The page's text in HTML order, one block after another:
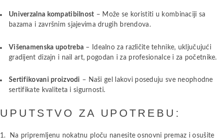
Univerzalna kompatibilnost – Može se koristiti u kombinaciji sa
bazama i završnim sjajevima drugih brendova.
Višenamenska upotreba – Idealno za različite tehnike, uključujući
gradijent dizajn i nail art, pogodan i za profesionalce i za početnike.
Sertifikovani proizvodi – Naši gel lakovi poseduju sve neophodne
sertifikate kvaliteta i sigurnosti.
UPUTSTVO ZA UPOTREBU:
Na pripremljenu nokatnu ploču nanesite osnovni premaz i osušite